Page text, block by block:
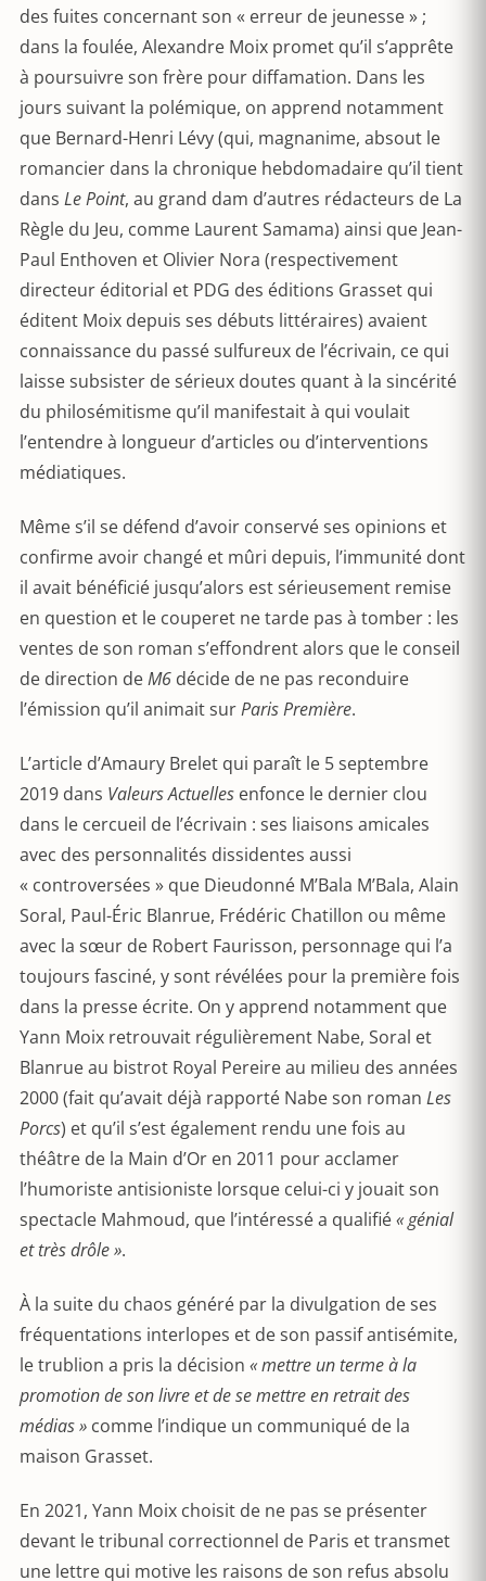
des fuites concernant son « erreur de jeunesse » ;
dans la foulée, Alexandre Moix promet qu’il s’apprête
à poursuivre son frère pour diffamation. Dans les
jours suivant la polémique, on apprend notamment
que Bernard-Henri Lévy (qui, magnanime, absout le
romancier dans la chronique hebdomadaire qu’il tient
dans Le Point, au grand dam d’autres rédacteurs de La
Règle du Jeu, comme Laurent Samama) ainsi que Jean-
Paul Enthoven et Olivier Nora (respectivement
directeur éditorial et PDG des éditions Grasset qui
éditent Moix depuis ses débuts littéraires) avaient
connaissance du passé sulfureux de l’écrivain, ce qui
laisse subsister de sérieux doutes quant à la sincérité
du philosémitisme qu’il manifestait à qui voulait
l’entendre à longueur d’articles ou d’interventions
médiatiques.
Même s’il se défend d’avoir conservé ses opinions et
confirme avoir changé et mûri depuis, l’immunité dont
il avait bénéficié jusqu’alors est sérieusement remise
en question et le couperet ne tarde pas à tomber : les
ventes de son roman s’effondrent alors que le conseil
de direction deM6 décide de ne pas reconduire
l’émission qu’il animait surParis Première.
L’article d’Amaury Brelet qui paraît le 5 septembre
2019 dans Valeurs Actuelles enfonce le dernier clou
dans le cercueil de l’écrivain : ses liaisons amicales
avec des personnalités dissidentes aussi
« controversées » que Dieudonné M’Bala M’Bala, Alain
Soral, Paul-Éric Blanrue, Frédéric Chatillon ou même
avec la sœur de Robert Faurisson, personnage qui l’a
toujours fasciné, y sont révélées pour la première fois
dans la presse écrite. On y apprend notamment que
Yann Moix retrouvait régulièrement Nabe, Soral et
Blanrue au bistrot Royal Pereire au milieu des années
2000 (fait qu’avait déjà rapporté Nabe son roman Les
Porcs) et qu’il s’est également rendu une fois au
théâtre de la Main d’Or en 2011 pour acclamer
l’humoriste antisioniste lorsque celui-ci y jouait son
spectacle Mahmoud, que l’intéressé a qualifié« génial
et très drôle ».
À la suite du chaos généré par la divulgation de ses
fréquentations interlopes et de son passif antisémite,
le trublion a pris la décision « mettre un terme à la
promotion de son livre et de se mettre en retrait des
médias » comme l’indique un communiqué de la
maison Grasset.
En 2021, Yann Moix choisit de ne pas se présenter
devant le tribunal correctionnel de Paris et transmet
une lettre qui motive les raisons de son refus absolu